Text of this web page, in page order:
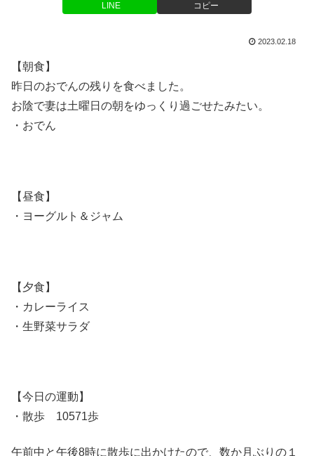
LINE コピー
2023.02.18
【朝食】
昨日のおでんの残りを食べました。
お陰で妻は土曜日の朝をゆっくり過ごせたみたい。
・おでん
【昼食】
・ヨーグルト＆ジャム
【夕食】
・カレーライス
・生野菜サラダ
【今日の運動】
・散歩 10571歩
午前中と午後8時に散歩に出かけたので、数か月ぶりの１